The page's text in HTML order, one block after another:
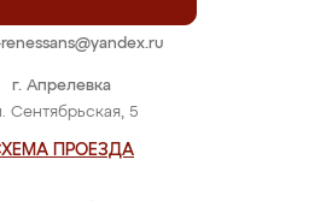
г. Апрелевка
Сентябрьская, 5
ПРОЕЗДА